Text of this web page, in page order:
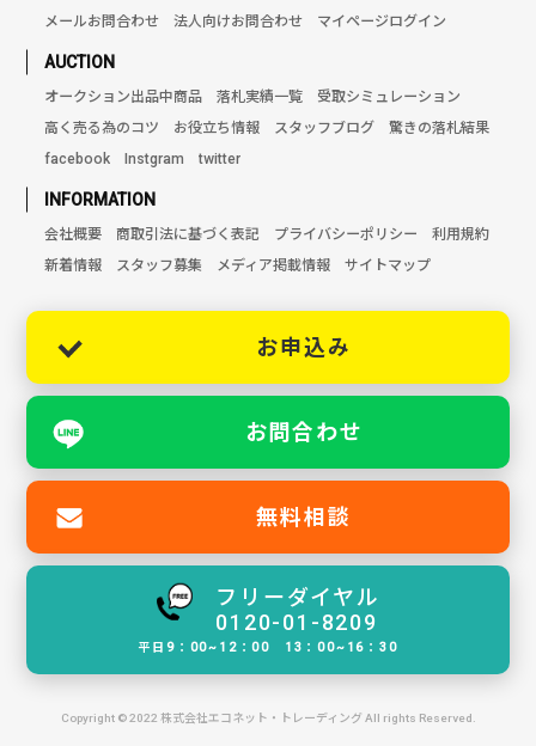
メールお問合わせ
法人向けお問合わせ マイページログイン
AUCTION
オークション出品中商品 落札実績一覧
受取シミュレーション
高く売る為のコツ
お役立ち情報 スタッフブログ
驚きの落札結果
facebook
Instgram twitter
INFORMATION
会社概要 商取引法に基づく表記 プライバシーポリシー
利用規約
新着情報
スタッフ募集 メディア掲載情報 サイトマップ
お申込み
お問合わせ
無料相談
フリーダイヤル
0120-01-8209
平日9：00~12：00 13：00~16：30
Copyright © 2022 株式会社エコネット・トレーディング All rights Reserved.